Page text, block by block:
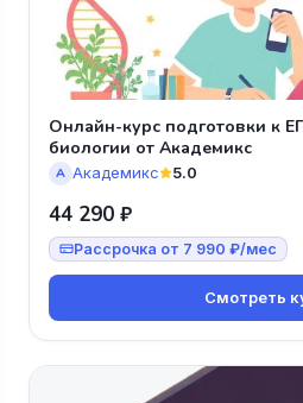
Онлайн-курс подготовки к
биологии от Академикс
А Академикс 5.0
44 290 ₽
Рассрочка от 7 990 ₽/мес
Смотреть